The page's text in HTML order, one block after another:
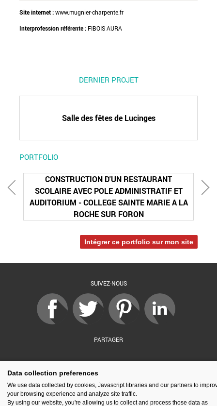
Site internet :www.mugnier-charpente.fr
Interprofession référente : FIBOIS AURA
DERNIER PROJET
Salle des fêtes de Lucinges
PORTFOLIO
CONSTRUCTION D'UN RESTAURANT
SCOLAIRE AVEC POLE ADMINISTRATIF ET
AUDITORIUM - COLLEGE SAINTE MARIE A LA
ROCHE SUR FORON
Intégrer ce portfolio sur mon site
SUIVEZ-NOUS
PARTAGER
par : Financé par :
Data collection preferences
We use data collected by cookies, Javascript libraries and our partners to
your browsing experience and analyze site traffic.
By using our website, you're allowing us to collect and process those data as